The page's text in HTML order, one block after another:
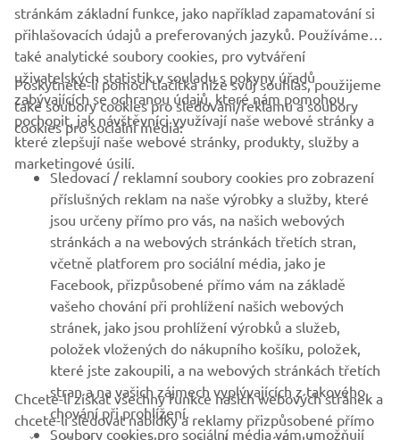
FIREMNÍ
B2B
VÍCE YAMAHA
PODPORA
ZPRAVODAJ
Získejte jako první informace o nejnovějších nabídkách,
speciálních akcích, nových verzích a mnoho dalšího
stránkám základní funkce, jako například zapamatování si
přihlašovacích údajů a preferovaných jazyků. Používáme
také analytické soubory cookies, pro vytváření
uživatelských statistik v souladu s pokyny úřadů
zabývajících se ochranou údajů, které nám pomohou
pochopit, jak návštěvníci využívají naše webové stránky a
které zlepšují naše webové stránky, produkty, služby a
marketingové úsilí.
Poskytnete-li pomocí tlačítka níže svůj souhlas, použijeme
také soubory cookies pro sledování/reklamu a soubory
cookies pro sociální média:
Sledovací / reklamní soubory cookies pro zobrazení
příslušných reklam na naše výrobky a služby, které
jsou určeny přímo pro vás, na našich webových
stránkách a na webových stránkách třetích stran,
včetně platforem pro sociální média, jako je
Facebook, přizpůsobené přímo vám na základě
vašeho chování při prohlížení našich webových
stránek, jako jsou prohlížení výrobků a služeb,
položek vložených do nákupního košíku, položek,
které jste zakoupili, a na webových stránkách třetích
stran a na vašich zájmech vyplývajících z takového
chování při prohlížení.
Soubory cookies pro sociální média vám umožňují
Chcete-li získat všechny funkce našich webových stránek a
chcete-li sledovat nabídky a reklamy přizpůsobené přímo